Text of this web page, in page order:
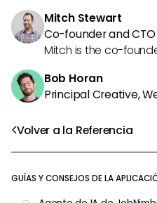
Volver a la Referencia
GUÍAS Y CONSEJOS DE LA
Mitch Stewart
Co-founder and
Mitch is the co-
Bob Horan
Principal Creative,